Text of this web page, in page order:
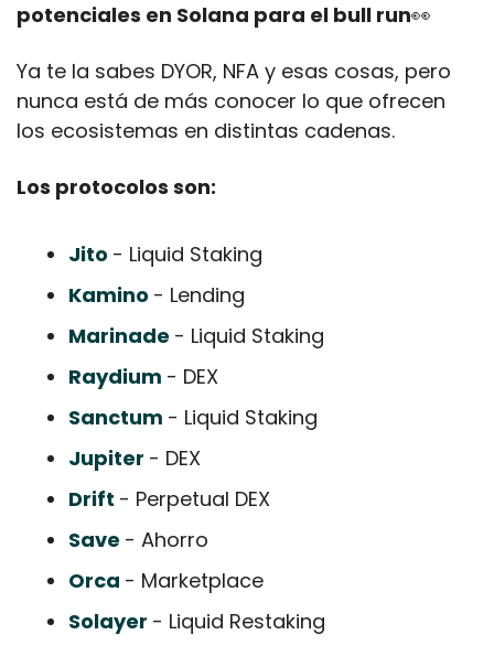
potenciales en Solana para el bull run👀
Ya te la sabes DYOR, NFA y esas cosas, pero
nunca está de más conocer lo que ofrecen
los ecosistemas en distintas cadenas.
Los protocolos son:
Jito - Liquid Staking
Kamino - Lending
Marinade - Liquid Staking
Raydium - DEX
Sanctum - Liquid Staking
Jupiter - DEX
Drift - Perpetual DEX
Save - Ahorro
Orca - Marketplace
Solayer - Liquid Restaking